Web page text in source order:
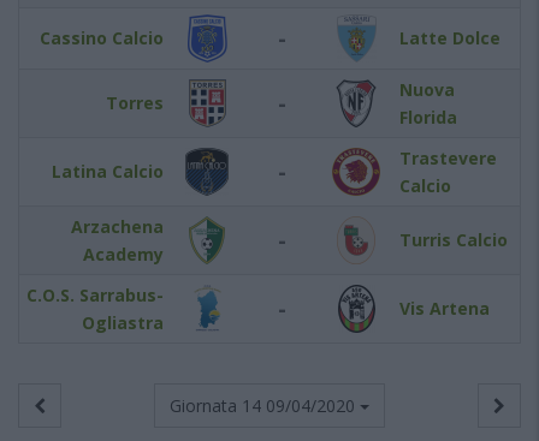
Cassino Calcio - Latte Dolce
Torres -
Nuova
Florida
Latina Calcio -
Trastevere
Calcio
Arzachena
Academy
- Turris Calcio
C.O.S. Sarrabus-
Ogliastra
- Vis Artena
Giornata 14 09/04/2020